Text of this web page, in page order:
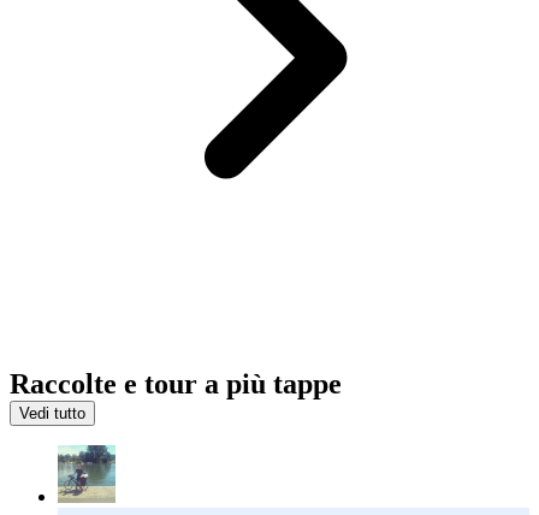
Raccolte e tour a più tappe
Vedi tutto